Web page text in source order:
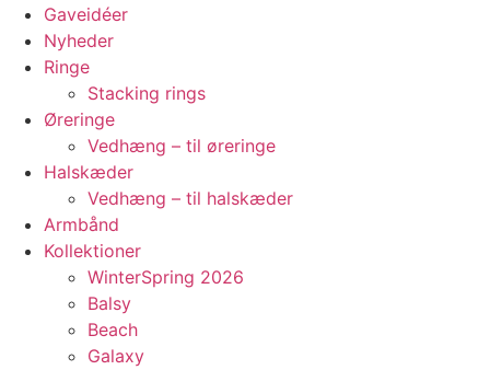
Gaveidéer
Nyheder
Ringe
Stacking rings
Øreringe
Vedhæng – til øreringe
Halskæder
Vedhæng – til halskæder
Armbånd
Kollektioner
WinterSpring 2026
Balsy
Beach
Galaxy